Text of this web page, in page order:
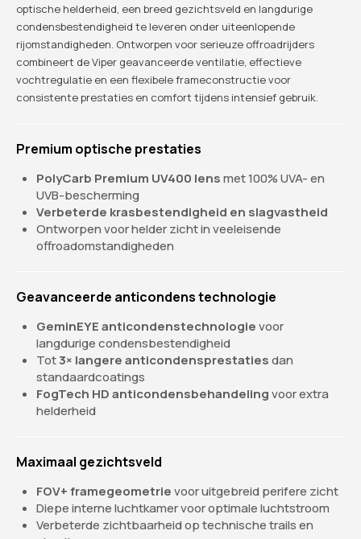
optische helderheid, een breed gezichtsveld en langdurige
condensbestendigheid te leveren onder uiteenlopende
rijomstandigheden. Ontworpen voor serieuze offroadrijders
combineert de Viper geavanceerde ventilatie, effectieve
vochtregulatie en een flexibele frameconstructie voor
consistente prestaties en comfort tijdens intensief gebruik.
Premium optische prestaties
PolyCarb Premium UV400 lensmet 100% UVA- en
UVB-bescherming
Verbeterde krasbestendigheid en slagvastheid
Ontworpen voor helder zicht in veeleisende
offroadomstandigheden
Geavanceerde anticondens technologie
GeminEYE anticondenstechnologievoor
langdurige condensbestendigheid
Tot3× langere anticondensprestatiesdan
standaardcoatings
FogTech HD anticondensbehandelingvoor extra
helderheid
Maximaal gezichtsveld
FOV+ framegeometrievoor uitgebreid perifere zicht
Diepe interne luchtkamer voor optimale luchtstroom
Verbeterde zichtbaarheid op technische trails en